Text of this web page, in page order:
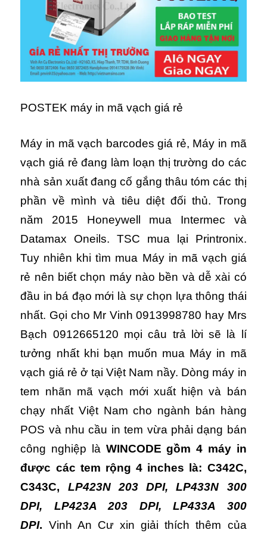
POSTEK máy in mã vạch giá rẻ
Máy in mã vạch barcodes giá rẻ, Máy in mã
vạch giá rẻ đang làm loạn thị trường do các
nhà sản xuất đang cố gắng thâu tóm các thị
phần về mình và tiêu diệt đối thủ. Trong
năm 2015 Honeywell mua Intermec và
Datamax Oneils. TSC mua lại Printronix.
Tuy nhiên khi tìm mua Máy in mã vạch giá
rẻ nên biết chọn máy nào bền và dễ xài có
đầu in bá đạo mới là sự chọn lựa thông thái
nhất. Gọi cho Mr Vinh 0913998780 hay Mrs
Bạch 0912665120 mọi câu trả lời sẽ là lí
tưởng nhất khi bạn muốn mua Máy in mã
vạch giá rẻ ở tại Việt Nam nầy. Dòng máy in
tem nhãn mã vạch mới xuất hiện và bán
chạy nhất Việt Nam cho ngành bán hàng
POS và nhu cầu in tem vừa phải dạng bán
công nghiệp là WINCODE gồm 4 máy in
được các tem rộng 4 inches là: C342C,
C343C, LP423N 203 DPI, LP433N 300
DPI, LP423A 203 DPI, LP433A 300
DPI. Vinh An Cư xin giải thích thêm của